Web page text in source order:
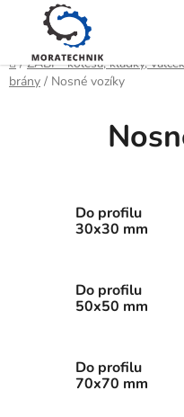
Domov
/ ZABI - kolesá, kladky,
brány / Nosné vozíky
Do profilu
30x30 mm
Do profilu
50x50 mm
Do profilu
70x70 mm